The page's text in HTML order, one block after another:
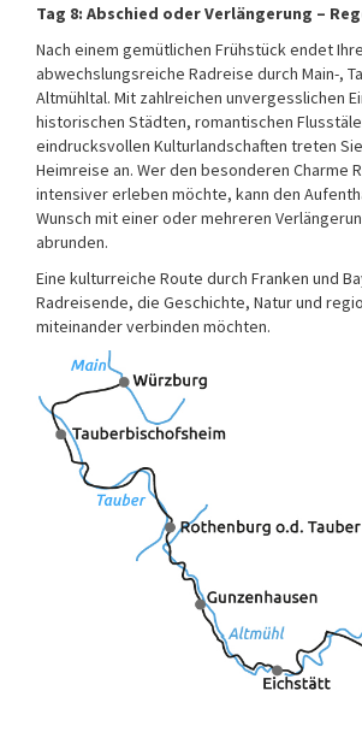
Tag 8: Abschied oder Verlängerung –
Nach einem gemütlichen Frühstück endet Ihre
abwechslungsreiche Radreise durch Main-,
Altmühltal. Mit zahlreichen unvergesslichen
historischen Städten, romantischen
eindrucksvollen Kulturlandschaften treten
Heimreise an. Wer den besonderen Charme
intensiver erleben möchte, kann den
Wunsch mit einer oder mehreren
abrunden.
Eine kulturreiche Route durch Franken und
Radreisende, die Geschichte, Natur und
miteinander verbinden möchten.